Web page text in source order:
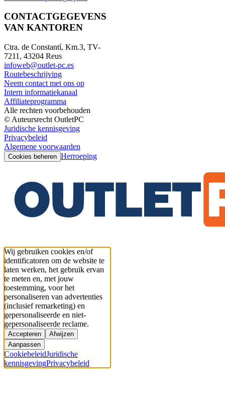
CONTACTGEGEVENS
VAN KANTOREN
Ctra. de Constantí, Km.3, TV-
7211, 43204 Reus
infoweb@outlet-pc.es
Routebeschrijving
Neem contact met ons op
Intern informatiekanaal
Affiliateprogramma
Alle rechten voorbehouden
© Auteursrecht OutletPC
Juridische kennisgeving
Privacybeleid
Algemene voorwaarden
Cookies beheren Herroeping
Wij gebruiken cookies en/of
identificatoren om de website te
laten werken, het gebruik ervan
te meten en, met jouw
toestemming, voor het
personaliseren van advertenties
(inclusief remarketing) en
gepersonaliseerde en niet-
gepersonaliseerde reclame.
Accepteren
Afwijzen
Aanpassen
CookiebeleidJuridische
kennisgevingPrivacybeleid